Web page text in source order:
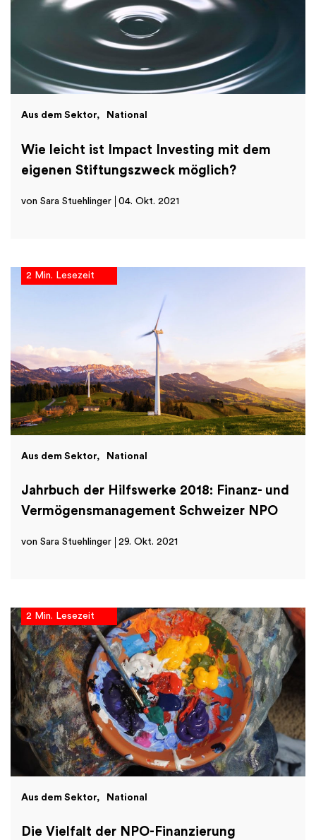
Aus dem Sektor National
Wie leicht ist Impact Investing mit dem
eigenen Stiftungszweck möglich?
von Sara Stuehlinger 04. Okt. 2021
2 Min. Lesezeit
Aus dem Sektor National
Jahrbuch der Hilfswerke 2018: Finanz- und
Vermögensmanagement Schweizer NPO
von Sara Stuehlinger 29. Okt. 2021
2 Min. Lesezeit
Aus dem Sektor National
Die Vielfalt der NPO-Finanzierung